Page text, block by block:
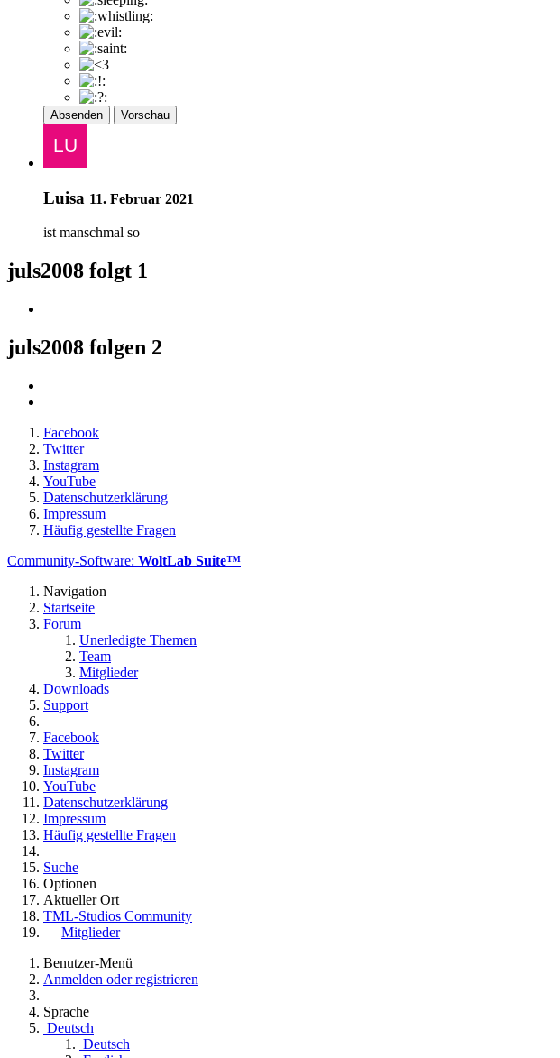
Absenden Vorschau
Luisa 11. Februar 2021
ist manschmal so
juls2008 folgt 1
juls2008 folgen 2
Facebook
Twitter
Instagram
YouTube
Datenschutzerklärung
Impressum
Häufig gestellte Fragen
Community-Software: WoltLab Suite™
Navigation
Startseite
Forum
Unerledigte Themen
Team
Mitglieder
Downloads
Support
Facebook
Twitter
Instagram
YouTube
Datenschutzerklärung
Impressum
Häufig gestellte Fragen
Suche
Optionen
Aktueller Ort
TML-Studios Community
Mitglieder
Benutzer-Menü
Anmelden oder registrieren
Sprache
Deutsch
Deutsch